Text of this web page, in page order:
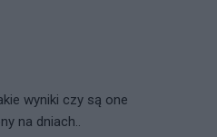
wyniki czy są one
na dniach..